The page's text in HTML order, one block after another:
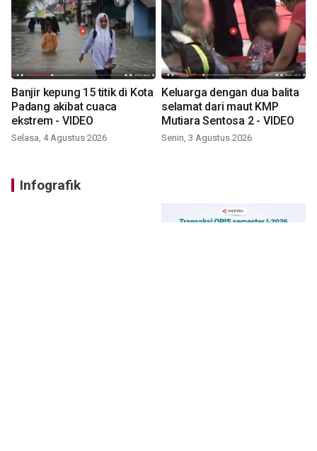
Banjir kepung 15 titik di Kota
Padang akibat cuaca
ekstrem - VIDEO
Selasa, 4 Agustus 2026
Keluarga dengan dua balita
selamat dari maut KMP
Mutiara Sentosa 2 - VIDEO
Senin, 3 Agustus 2026
Infografik